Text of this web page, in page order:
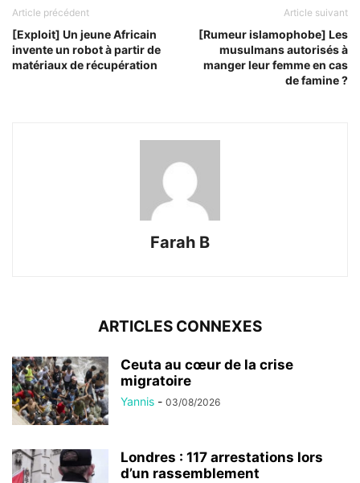
Article précédent
[Exploit] Un jeune Africain
invente un robot à partir de
matériaux de récupération
Article suivant
[Rumeur islamophobe] Les
musulmans autorisés à
manger leur femme en cas
de famine ?
Farah B
ARTICLES CONNEXES
Ceuta au cœur de la crise
migratoire
Yannis - 03/08/2026
Londres : 117 arrestations lors
d’un rassemblement